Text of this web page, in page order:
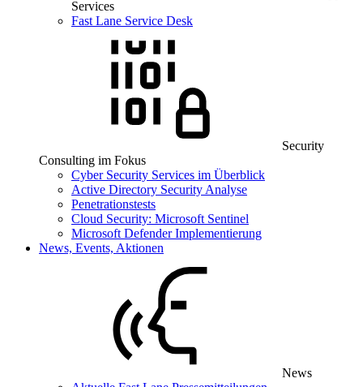
Services
Fast Lane Service Desk
Security
Consulting im Fokus
Cyber Security Services im Überblick
Active Directory Security Analyse
Penetrationstests
Cloud Security: Microsoft Sentinel
Microsoft Defender Implementierung
News, Events, Aktionen
News